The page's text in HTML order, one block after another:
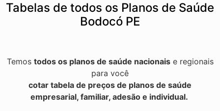
Tabelas de todos os Planos de Saúde
Bodocó PE
Temos todos os planos de saúde nacionaise regionais
para você
cotar tabela de preços de planos de saúde
empresarial, familiar, adesão e individual.